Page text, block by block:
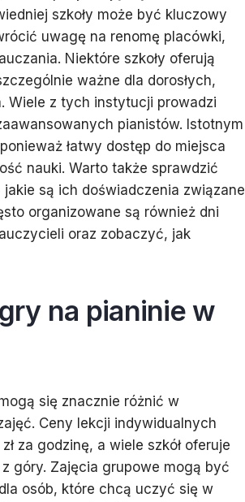
szkoły może być kluczowy
uwagę na renomę placówki,
Niektóre szkoły oferują
ważne dla dorosłych,
Wiele z tych instytucji prowadzi
pianistów. Istotnym
łatwy dostęp do miejsca
nauki. Warto także sprawdzić
są ich doświadczenia związane
organizowane są również dni
oraz zobaczyć, jak
na pianinie w
się znacznie różnić w
Ceny lekcji indywidualnych
za godzinę, a wiele szkół oferuje
góry. Zajęcia grupowe mogą być
osób, które chcą uczyć się w